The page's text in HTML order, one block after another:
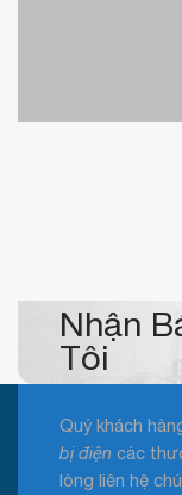
Chứng nhận đại
Nhận
Tôi
Quý khách
bị điện các
lòng liên hệ